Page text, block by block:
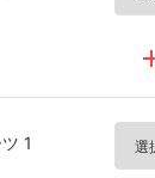
1